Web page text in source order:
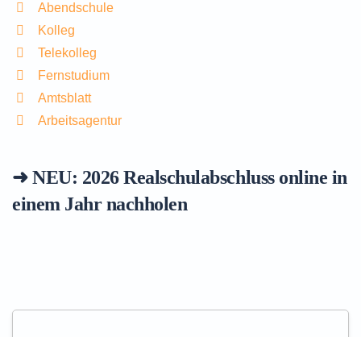
Abendschule
Kolleg
Telekolleg
Fernstudium
Amtsblatt
Arbeitsagentur
➜ NEU: 2026Realschulabschluss online in
einem Jahr nachholen